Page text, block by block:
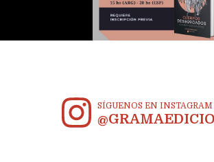
SÍGUENOS EN INSTAGRAM